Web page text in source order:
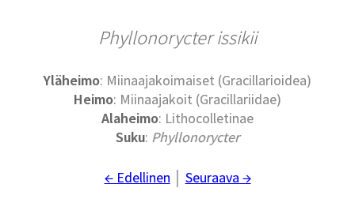
Phyllonorycter issikii
Yläheimo: Miinaajakoimaiset (Gracillarioidea)
Heimo: Miinaajakoit (Gracillariidae)
Alaheimo: Lithocolletinae
Suku: Phyllonorycter
← Edellinen Seuraava →